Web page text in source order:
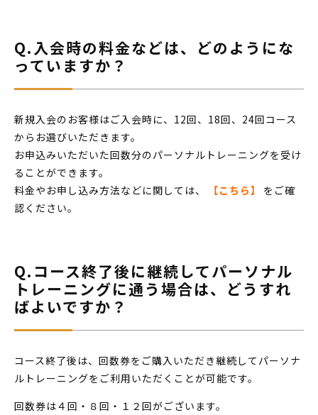
Q.入会時の料金などは、どのようにな
っていますか？
新規入会のお客様はご入会時に、12回、18回、24回コース
からお選びいただきます。
お申込みいただいた回数分のパーソナルトレーニングを受け
ることができます。
料金やお申し込み方法などに関しては、
【こちら】
をご確
認ください。
Q.コース終了後に継続してパーソナル
トレーニングに通う場合は、どうすれ
ばよいですか？
コース終了後は、回数券をご購入いただき継続してパーソナ
ルトレーニングをご利用いただくことが可能です。
回数券は４回・８回・１２回がございます。